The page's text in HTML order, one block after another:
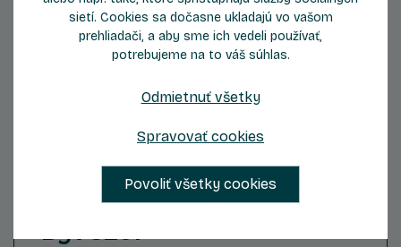
ZOBRAZIŤ DETAIL
Byt C201
sietí. Cookies sa dočasne ukladajú vo vašom
prehliadači, a aby sme ich vedeli používať,
potrebujeme na to váš súhlas.
Odmietnuť všetky
Spravovať cookies
Povoliť všetky cookies